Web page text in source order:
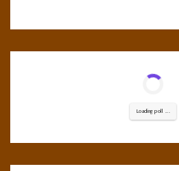
Loading poll ...